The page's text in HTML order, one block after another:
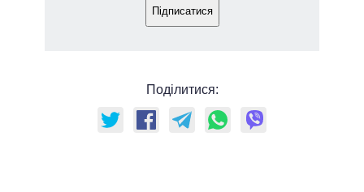
Підписатися
Поділитися: